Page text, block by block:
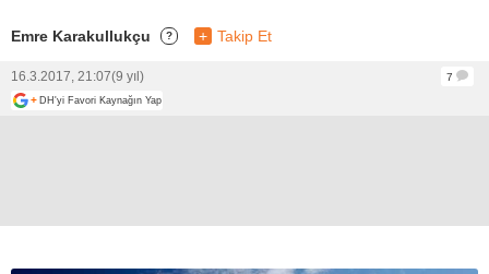
Emre Karakullukçu ? + Takip Et
16.3.2017, 21:07(9 yıl)
7
+ DH'yi Favori Kaynağın Yap